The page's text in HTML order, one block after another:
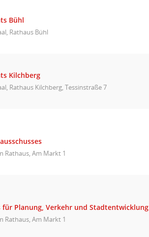
Bühl
Rathaus Bühl
Kilchberg
Rathaus Kilchberg, Tessinstraße 7
Rathaus, Am Markt 1
für Planung, Verkehr und Stadtentwicklung
Rathaus, Am Markt 1